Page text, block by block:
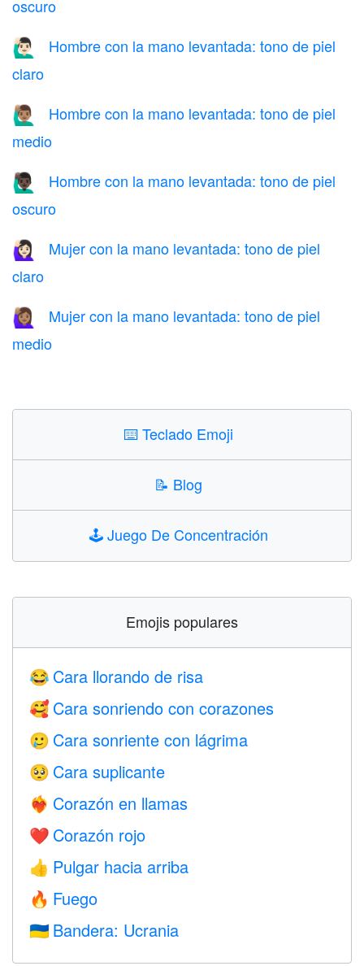
oscuro
🙋🏻‍♂️
Hombre con la mano levantada: tono de piel
claro
🙋🏽‍♂️
Hombre con la mano levantada: tono de piel
medio
🙋🏿‍♂️
Hombre con la mano levantada: tono de piel
oscuro
🙋🏻‍♀️
Mujer con la mano levantada: tono de piel
claro
🙋🏽‍♀️
Mujer con la mano levantada: tono de piel
medio
⌨️Teclado Emoji
📝 Blog
🕹️Juego De Concentración
Emojis populares
😂 Cara llorando de risa
🥰 Cara sonriendo con corazones
🥲 Cara sonriente con lágrima
🥺 Cara suplicante
❤️‍🔥 Corazón en llamas
❤️ Corazón rojo
👍 Pulgar hacia arriba
🔥 Fuego
🇺🇦 Bandera: Ucrania